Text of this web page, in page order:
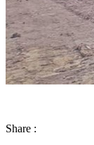
Share :